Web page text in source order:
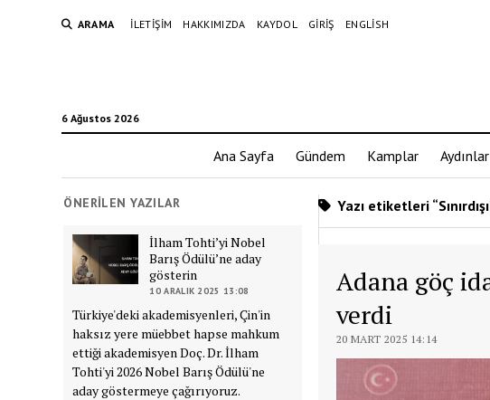
ARAMA İLETIŞIM HAKKIMIZDA KAYDOL GIRIŞ ENGLISH
6 Ağustos 2026
Ana Sayfa Gündem Kamplar Aydınlar
ÖNERILEN YAZILAR
İlham Tohti’yi Nobel
Barış Ödülü’ne aday
gösterin
10 ARALIK 2025 13:08
Türkiye'deki akademisyenleri, Çin'in
haksız yere müebbet hapse mahkum
ettiği akademisyen Doç. Dr. İlham
Tohti'yi 2026 Nobel Barış Ödülü'ne
aday göstermeye çağırıyoruz.
Yazı etiketleri
Adana göç
verdi
20 MART 2025 14:14